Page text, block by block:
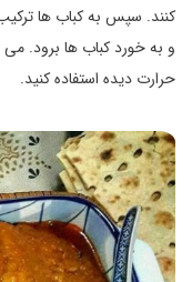
کنند. سپس به کباب ها
و به خورد کباب ها برود. می
حرارت دیده استفاده کنید.